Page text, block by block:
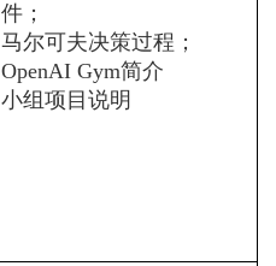
件；
马尔可夫决策过程；
OpenAI Gym简介
小组项目说明